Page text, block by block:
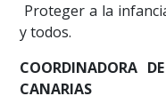
Proteger a la
y todos.
COORDINADORA
CANARIAS